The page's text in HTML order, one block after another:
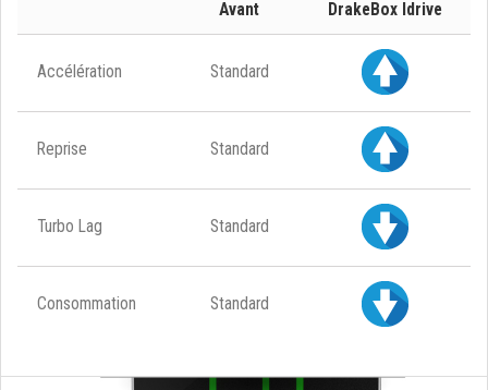
Avant DrakeBox Idrive
Accélération Standard
Reprise Standard
Turbo Lag Standard
Consommation Standard